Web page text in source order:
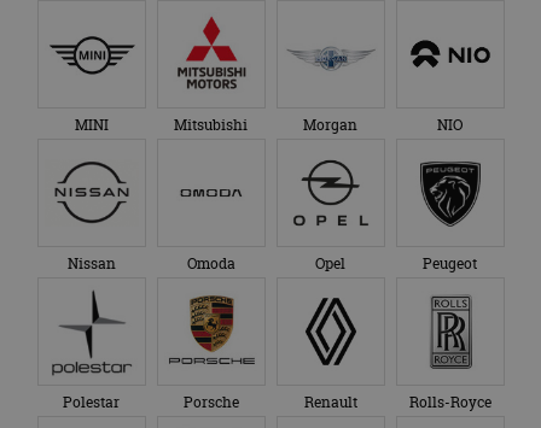
MINI Mitsubishi Morgan NIO
Nissan Omoda Opel Peugeot
Polestar Porsche Renault Rolls-Royce